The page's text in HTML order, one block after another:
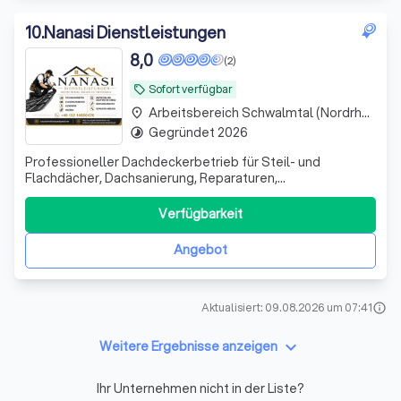
10.Nanasi Dienstleistungen
local_offer Sofort verfügbar
(2)
8,0
Professioneller Dachdeckerbetrieb für Steil- und
Flachdächer, Dachsanierung, Reparaturen,
Abdichtung,Dachfenster, Fassaden, Dachrinnen,
Dämmung Spenglerarbeiten und Notdienst zuverlässig &
fachgerecht
Angebot
Verfügbarkeit
place Arbeitsbereich Schwalmtal (Nordrhein-Westfalen)
timelapse Gegründet 2026
Aktualisiert: 09.08.2026 um 07:41info
Weitere Ergebnisse anzeigen keyboard_arrow_down
Ihr Unternehmen nicht in der Liste?